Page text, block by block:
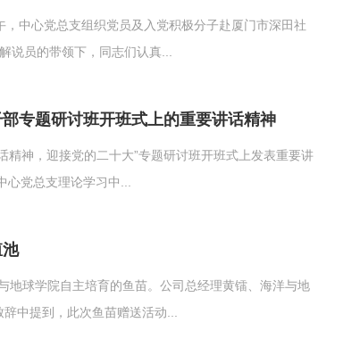
中心党总支组织党员及入党积极分子赴厦门市深田社
说员的带领下，同志们认真...
专题研讨班开班式上的重要讲话精神
神，迎接党的二十大”专题研讨班开班式上发表重要讲
心党总支理论学习中...
球学院自主培育的鱼苗。公司总经理黄镭、海洋与地
中提到，此次鱼苗赠送活动...